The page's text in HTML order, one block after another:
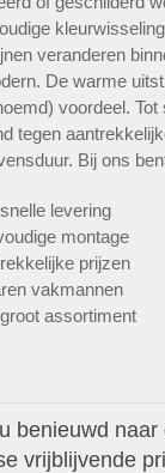
veranderen
De warme
voordeel.
tegen
Bij ons
levering
montage
prijzen
vakmannen
assortiment
benieuwd
vrijblijvende